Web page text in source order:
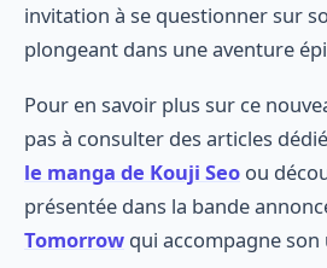
invitation à se questionner sur
plongeant dans une aventure
Pour en savoir plus sur ce
pas à consulter des articles
le manga de Kouji Seo ou
présentée dans la bande
Tomorrow qui accompagne